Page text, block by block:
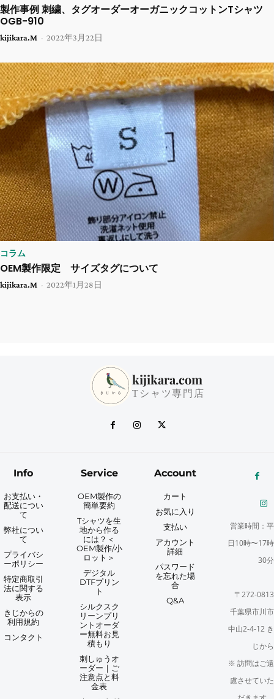
製作事例 刺繍、タグオーダーオーガニックコットンTシャツ
OGB-910
kijikara.M - 2022年3月22日
コラム
OEM製作限定 サイズタグについて
kijikara.M - 2022年1月28日
kijikara.com
Tシャツ専門店
Info
お支払い・
配送につい
て
弊社につい
て
プライバシ
ーポリシー
特定商取引
法に関する
表示
きじからの
利用規約
コンタクト
Service
OEM製作の
簡単要約
Tシャツを生
地から作る
には？＜
OEM製作/小
ロット＞
デジタル
DTFプリン
ト
シルクスク
リーンプリ
ントオーダ
ー無料お見
積もり
刺しゅうオ
ーダー｜ご
注意点と料
金表
Account
カート
お気に入り
支払い
アカウント
詳細
パスワード
を忘れた場
合
Q&A
営業時間：平
日10時〜17時
30分
〒272-0813
千葉県市川市
中山2-4-12 き
じから
※ 訪問はご遠
慮させていた